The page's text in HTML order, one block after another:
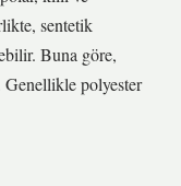
sentetik
Buna göre,
polyester